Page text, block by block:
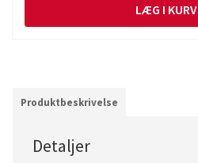
LÆG I KURV
Produktbeskrivelse
Detaljer